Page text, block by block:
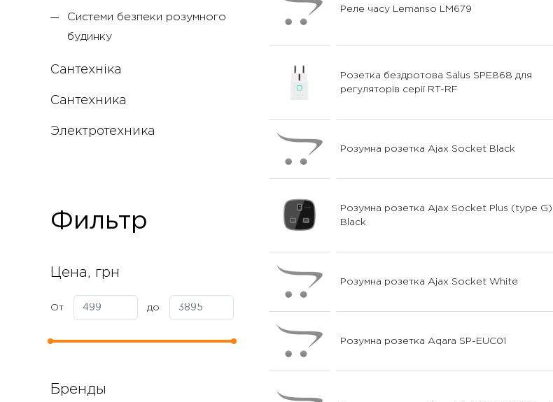
Системи безпеки розумного
будинку
Сантехніка
Сантехника
Электротехника
Фильтр
Цена, грн
От до
Бренды
Реле часу Lemanso LM679
Розетка бездротова Salus SPE868 для
регуляторів серії RT-RF
Розумна розетка Ajax Socket Black
Розумна розетка Ajax Socket Plus (type G)
Black
Розумна розетка Ajax Socket White
Розумна розетка Aqara SP-EUC01